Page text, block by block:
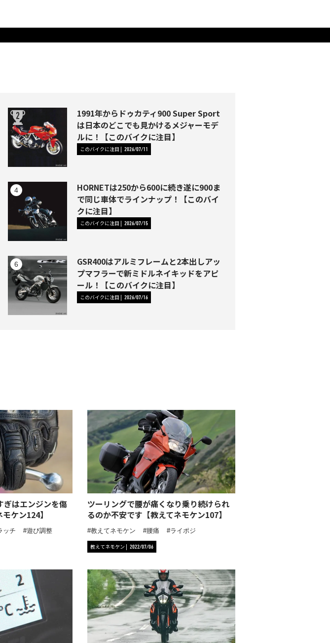
1991年からドゥカティ900 Super Sport
は日本のどこでも見かけるメジャーモデ
ルに！【このバイクに注目】
このバイクに注目 2026/07/11
HORNETは250から600に続き遂に900ま
で同じ車体でラインナップ！【このバイ
クに注目】
このバイクに注目 2026/07/15
GSR400はアルミフレームと2本出しアッ
プマフラーで新ミドルネイキッドをアピ
ール！【このバイクに注目】
このバイクに注目 2026/07/16
ぎはエンジンを傷
ケン124】
ッチ 遊び調整
ツーリングで腰が痛くなり乗り続けられ
るのか不安です【教えてネモケン107】
教えてネモケン 腰痛 ライポジ
教えてネモケン 2022/07/06